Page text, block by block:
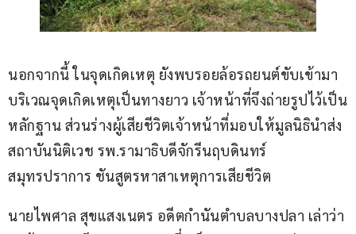
นอกจากนี้ ในจุดเกิดเหตุ ยังพบรอยล้อรถยนต์ขับเข้ามา
บริเวณจุดเกิดเหตุเป็นทางยาว เจ้าหน้าที่จึงถ่ายรูปไว้เป็น
หลักฐาน ส่วนร่างผู้เสียชีวิตเจ้าหน้าที่มอบให้มูลนิธินำส่ง
สถาบันนิติเวช รพ.รามาธิบดีจักรีนฤบดินทร์
สมุทรปราการ ชันสูตรหาสาเหตุการเสียชีวิต
นายไพศาล สุขแสงเนตร อดีตกำนันตำบลบางปลา เล่าว่า